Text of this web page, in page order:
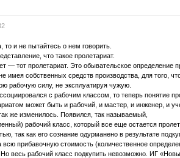
и не пытайтесь о нем говорить.
что такое пролетариат.
— тот пролетариат. Это обывательское определение
имея собственных средств производства, для того,
рабочую силу, не эксплуатируя чужую.
с рабочим классом, то теперь понятие
может быть и рабочий, и мастер, и инженер, и
же изменилось. Появился, так называемый,
рабочий класс, который все еще остается
так как его сознание одурманено в результате
всю прибавочную стоимость (количественное
Но весь рабочий класс подкупить невозможно. ИГ